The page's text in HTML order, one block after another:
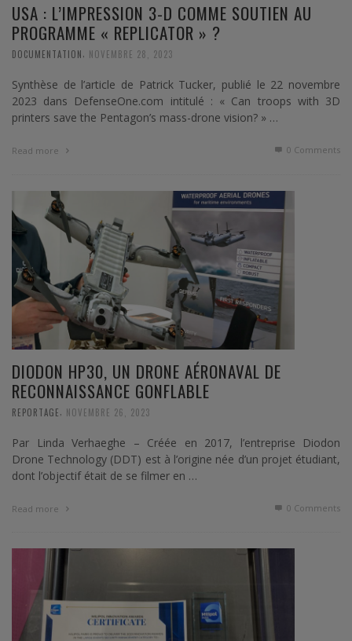
USA : L’IMPRESSION 3-D COMME SOUTIEN AU
PROGRAMME « REPLICATOR » ?
DOCUMENTATION, NOVEMBRE 28, 2023
Synthèse de l’article de Patrick Tucker, publié le 22 novembre
2023 dans DefenseOne.com intitulé : « Can troops with 3D
printers save the Pentagon’s mass-drone vision? » …
Read more 0 Comments
DIODON HP30, UN DRONE AÉRONAVAL DE
RECONNAISSANCE GONFLABLE
REPORTAGE NOVEMBRE 26, 2023
Par Linda Verhaeghe – Créée en 2017, l’entreprise Diodon
Drone Technology (DDT) est à l’origine née d’un projet étudiant,
dont l’objectif était de se filmer en …
Read more 0 Comments